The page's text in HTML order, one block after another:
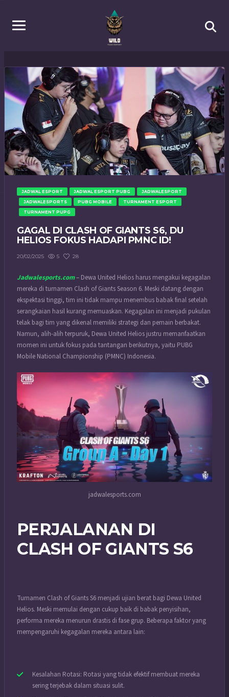
JADWAL ESPORT JADWAL ESPORT PUBG
JADWALESPORT
JADWALESPORTS
PUBG MOBILE
TURNAMENT ESPORT
TURNAMENT PUPG
GAGAL DI CLASH OF GIANTS S6, DU
HELIOS FOKUS HADAPI PMNC ID!
20/02/2025 5 28
Jadwalesports.com– Dewa United Helios harus mengakui kegagalan
mereka di turnamen Clash of Giants Season 6. Meski datang dengan
ekspektasi tinggi, tim ini tidak mampu menembus babak final setelah
serangkaian hasil kurang memuaskan. Kegagalan ini menjadi pukulan
telak bagi tim yang dikenal memiliki strategi dan pemain berbakat.
Namun, alih-alih terpuruk, Dewa United Helios justru memanfaatkan
momen ini untuk fokus pada tantangan berikutnya, yaitu PUBG
Mobile National Championship (PMNC) Indonesia.
jadwalesports.com
PERJALANAN DI
CLASH OF GIANTS S6
Turnamen Clash of Giants S6 menjadi ujian berat bagi Dewa United
Helios. Meski memulai dengan cukup baik di babak penyisihan,
performa mereka menurun drastis di fase grup. Beberapa faktor yang
mempengaruhi kegagalan mereka antara lain:
Kesalahan Rotasi: Rotasi yang tidak efektif membuat mereka
sering terjebak dalam situasi sulit.